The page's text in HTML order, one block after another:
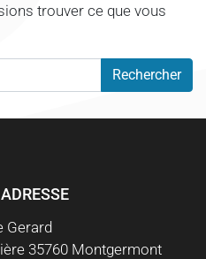
trouver ce que vous
Gerard
35760 Montgermont